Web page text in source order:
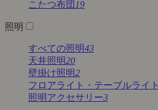
こたつ布団 19
照明
すべての照明43
天井照明20
壁掛け照明2
フロアライト・テーブルライト
照明アクセサリー3